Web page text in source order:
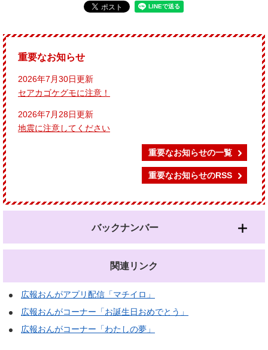
重要なお知らせ
2026年7月30日更新
セアカゴケグモに注意！
2026年7月28日更新
地震に注意してください
重要なお知らせの一覧
重要なお知らせのRSS
バックナンバー
関連リンク
広報おんがアプリ配信「マチイロ」
広報おんがコーナー「お誕生日おめでとう」
広報おんがコーナー「わたしの夢」